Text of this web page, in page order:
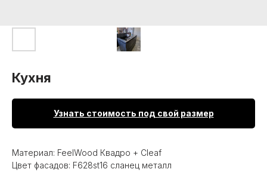
Кухня
Узнать стоимость под свой размер
Материал: FeelWood Квадро + Cleaf
Цвет фасадов: F628st16 сланец металл